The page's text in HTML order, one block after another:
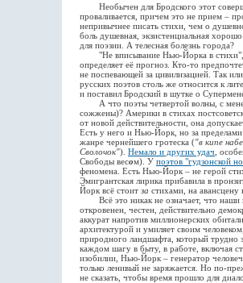
Необычен для Бродского этот
проваливается, причем это не прием –
непривычнее писать стихи, чем о
боль душевная, экзистенциальная
для поэзии. А телесная болезнь города?
"Не вписывание Нью-Йорка в стихи",
определяет её прогноз. Кто-то
не поспевающей за цивилизацией. Так
русских поэтов столь же относится к
и поставил Бродский в шутке о
А что поэты четвертой волны, с
сожжены)? Америки в стихах
от новой действительности, она
Есть у него и Нью-Йорк, но за
жанре чернейшего гротеска ("в кипе
Сволочок"). Немало и других удач ,
Свободы весом). У поэтов "гудзонской
феномена. Есть Нью-Йорк – не герой
Эмигрантская лирика прибавила в
Йорк всё стоит за стихами, на
Всё это никак не означает, что наши
откровенен, честен, действительно
аккурат напротив миллионерских
архитектурой и умиляет своим
природного ландшафта, который трудно
каждом шагу в быту, в работе, включая
изобилии, Нью-Йорк – генератор
только ленивый не заряжается. Но по-
не сказать, чтобы время прошло для